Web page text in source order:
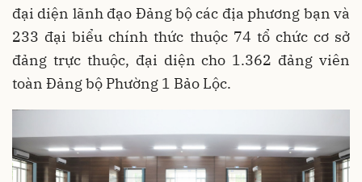
đại diện lãnh đạo Đảng bộ các địa phương bạn và
233 đại biểu chính thức thuộc 74 tổ chức cơ sở
đảng trực thuộc, đại diện cho 1.362 đảng viên
toàn Đảng bộ Phường 1 Bảo Lộc.